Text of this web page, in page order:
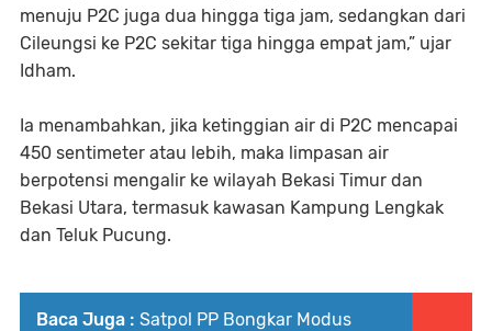
menuju P2C juga dua hingga tiga jam, sedangkan dari
Cileungsi ke P2C sekitar tiga hingga empat jam,” ujar
Idham.
Ia menambahkan, jika ketinggian air di P2C mencapai
450 sentimeter atau lebih, maka limpasan air
berpotensi mengalir ke wilayah Bekasi Timur dan
Bekasi Utara, termasuk kawasan Kampung Lengkak
dan Teluk Pucung.
Baca Juga : Satpol PP Bongkar Modus